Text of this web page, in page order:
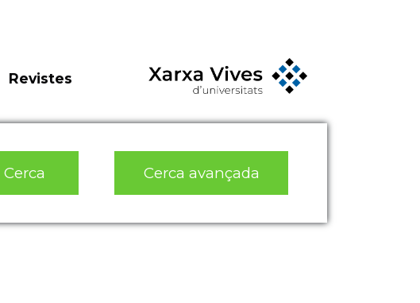
Revistes
Cerca Cerca avançada